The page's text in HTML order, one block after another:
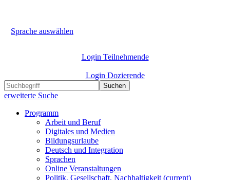
Sprache auswählen
Login Teilnehmende
Login Dozierende
Suchen
erweiterte Suche
Programm
Arbeit und Beruf
Digitales und Medien
Bildungsurlaube
Deutsch und Integration
Sprachen
Online Veranstaltungen
Politik, Gesellschaft, Nachhaltigkeit (current)